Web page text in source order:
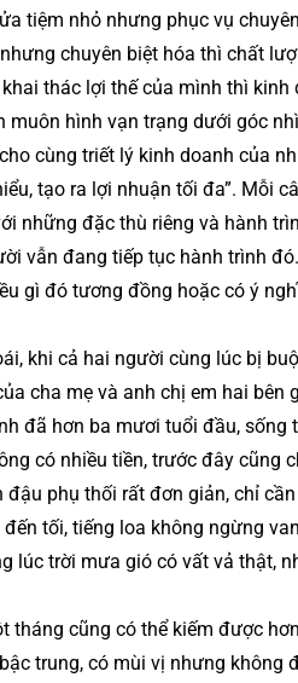
tiệm nhỏ nhưng phục vụ
chuyên biệt hóa thì chất
thác lợi thế của mình thì
muôn hình vạn trạng dưới góc
cùng triết lý kinh doanh của
tạo ra lợi nhuận tối đa”. Mỗi
những đặc thù riêng và hành
vẫn đang tiếp tục hành trình
gì đó tương đồng hoặc có ý
khi cả hai người cùng lúc bị
cha mẹ và anh chị em hai bên
đã hơn ba mươi tuổi đầu, sống
có nhiều tiền, trước đây cũng
phụ thối rất đơn giản, chỉ
tối, tiếng loa không ngừng
lúc trời mưa gió có vất vả thật,
tháng cũng có thể kiếm được
trung, có mùi vị nhưng không